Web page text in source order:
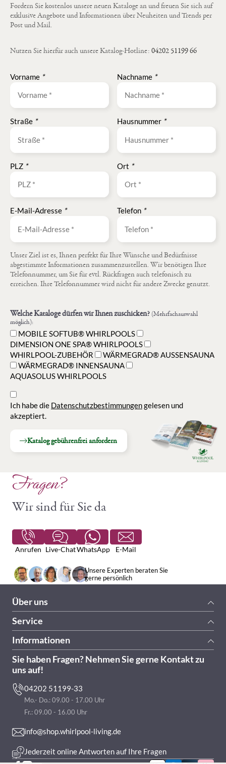
Fordern Sie kostenlos unsere neuen Kataloge an und freuen Sie sich auf
exklusive Angebote und Informationen über Neuheiten und Trends per
Post und Mail.
Nutzen Sie hierfür auch unsere Katalog-Hotline: 04202 51199 66
Vorname * Nachname *
Straße * Hausnummer *
PLZ * Ort *
E-Mail-Adresse * Telefon *
Unser Ziel ist es, Ihnen perfekt für Ihre Wünsche und Bedürfnisse
abgestimmte Informationen zusammenzustellen. Wir benötigen Ihre
Telefonnummer, um Sie für evtl. Rückfragen auch telefonisch zu
erreichen. Ihre Telefonnummer wird nicht für andere Zwecke genutzt.
Welche Kataloge dürfen wir Ihnen zuschicken? (Mehrfachauswahl
möglich):
MOBILE SOFTUB® WHIRLPOOLS
DIMENSION ONE SPA® WHIRLPOOLS
WHIRLPOOL-ZUBEHÖR
WÄRMEGRAD® AUSSENSAUNA
WÄRMEGRAD® INNENSAUNA
AQUASOLUS WHIRLPOOLS
Ich habe die Datenschutzbestimmungengelesen und
akzeptiert.
Katalog gebührenfrei anfordern
Fragen?
Wir sind für Sie da
Anrufen Live-ChatWhatsApp E-Mail
Unsere Experten beraten Sie
gerne persönlich
Sie haben Fragen? Nehmen Sie gerne Kontakt zu
uns auf!
04202 51199-33
Mo.- Do.: 09.00 - 17.00 Uhr
Fr.: 09.00 - 16.00 Uhr
info@shop.whirlpool-living.de
Jederzeit online Antworten auf Ihre Fragen
Über uns
Service
Informationen